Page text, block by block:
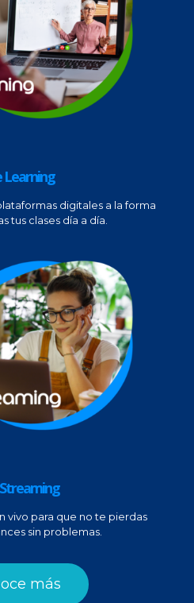
Learning
digitales a la forma
tus clases día a día.
vivo para que no te pierdas
sin problemas.
más